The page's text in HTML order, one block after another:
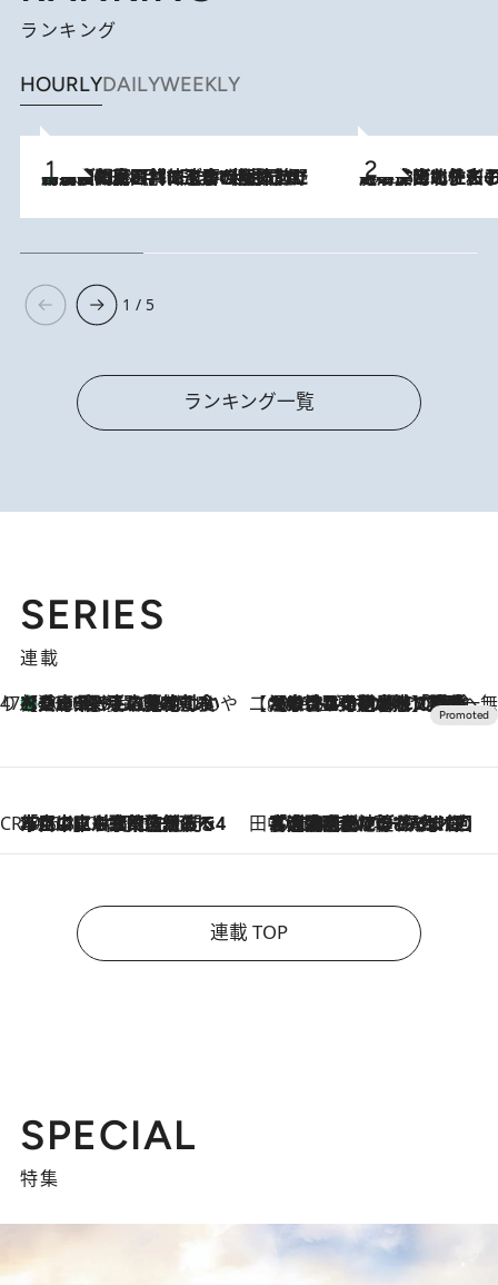
ランキング
HOURLYDAILYWEEKLY
2026.8.8
「最後に見られてよかった」上野動物園の東園パンダ舎が解体前に特別公開。8月16日まで延長されたパネル展と共に辿る“半世紀”のパンダ飼育《解体工事の図面あり》 2026.8.3
《「文士の子ども被害者の会」発足！》阿川佐和子（72）が語る遠藤周作に北杜夫、劇作家・矢代静一の子どもたちの“文豪プライベート事件簿”
1 / 5
ランキング一覧
SERIES
連載
47都道府県の手みやげ ひんやりスイーツで夏を満喫
2026.8.8
【兵庫県】この夏絶対食べたい 冷やしておいしいおやつ3選 淡路島の恵みをジェラートに集約 【CREA×星野リゾート】唯一無二。癒しと発見が待つ場所へ
2026.8.7
【トンボの足水浴】ヒノキの香りに包まれて涼感マックス！約13℃の湧水かけ流しを避暑地「星野温泉 トンボの湯」で体験
CREA'S CHOICE
2026.8.7
「立川にも歌舞伎があるんだよ」 片岡仁左衛門・市川中車ら豪華座組みで4年目の立川立飛歌舞伎へ 田中稲の勝手に再ブーム
2026.8.7
「湘南乃風に憧れて」観客大盛上がりの“タオル回し”に、ラッパー顔負けの高速歌唱まで…さだまさし（74）のアグレッシブすぎる現在地
連載 TOP
SPECIAL
特集